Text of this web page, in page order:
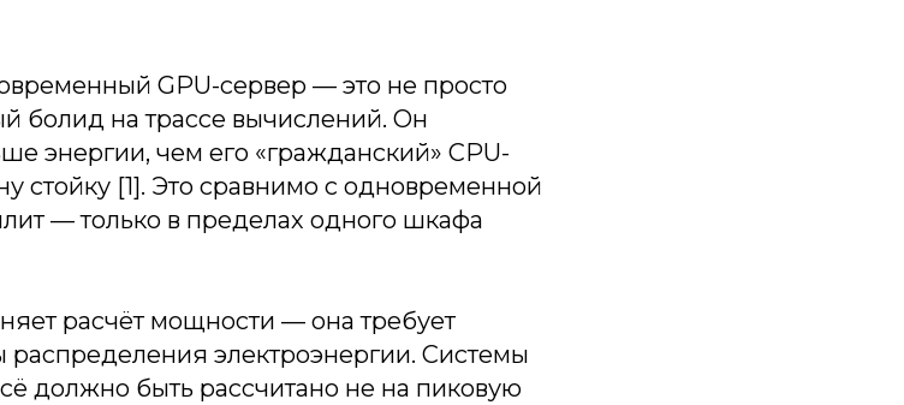
GPU-сервер — это не просто
болид на трассе вычислений. Он
энергии, чем его «гражданский» CPU-
стойку [1]. Это сравнимо с одновременной
— только в пределах одного шкафа
расчёт мощности — она требует
распределения электроэнергии. Системы
должно быть рассчитано не на пиковую